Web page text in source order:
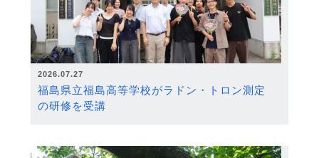
2026.07.27
福島県立福島高等学校がラドン・トロン測定
の研修を受講